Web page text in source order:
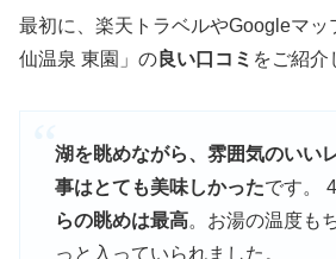
最初に、楽天トラベルやGoogleマッ
仙温泉 東園」の 良い口コミ をご紹介
湖を眺めながら、雰囲気のいい
事はとても美味しかったです。
らの眺めは最高。お湯の温度も
っと入っていられました。